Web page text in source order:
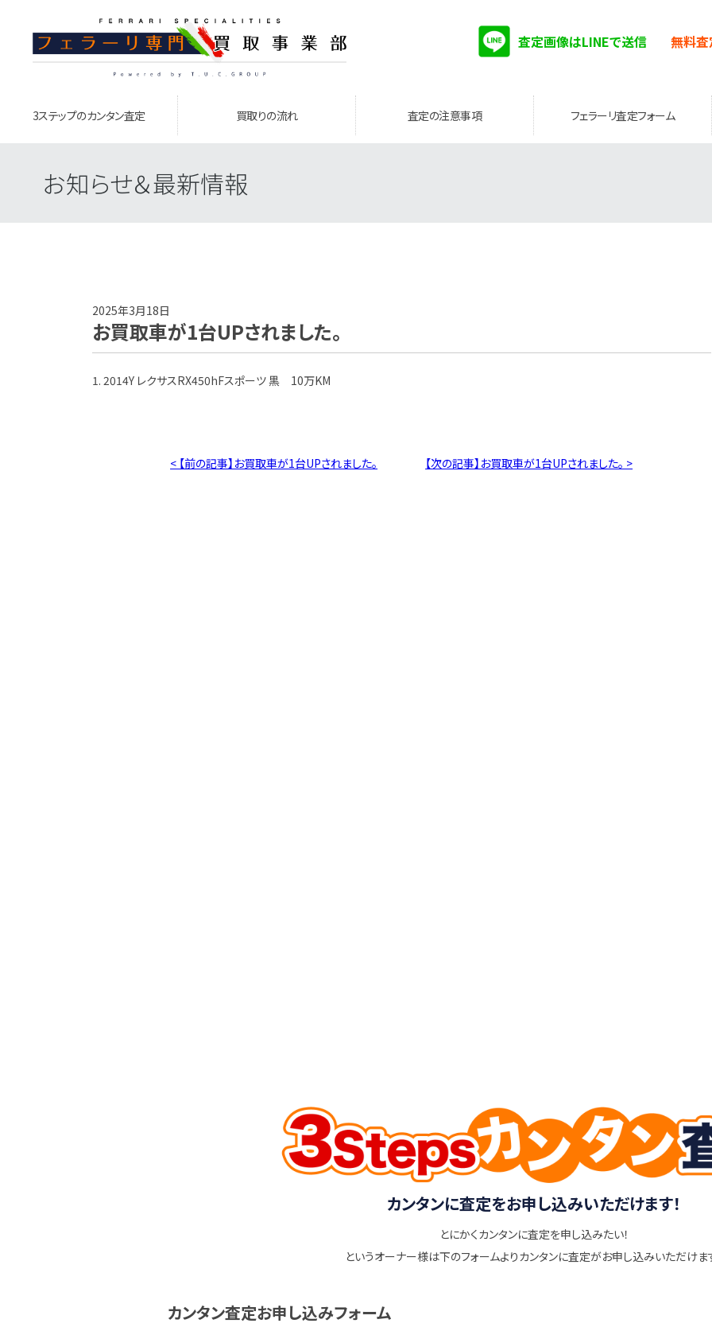
査定画像はLINEで送信 無料査
3ステップのカンタン査定 買取りの流れ 査定の注意事項 フェラーリ査定フォーム
お知らせ＆最新情報
2025年3月18日
お買取車が1台UPされました。
1. 2014Y レクサスRX450hFスポーツ 黒 10万KM
< 【前の記事】お買取車が1台UPされました。 【次の記事】お買取車が1台UPされました。 >
カンタンに査定をお申し込みいただけます！
とにかくカンタンに査定を申し込みたい！
というオーナー様は下のフォームよりカンタンに査定がお申し込みいただけま
カンタン査定お申し込みフォーム